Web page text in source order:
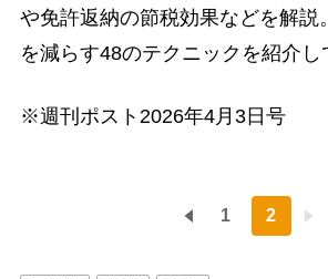
や免許返納の節税効果などを解説
を減らす48のテクニックを紹介し
※週刊ポスト2026年4月3日号
1 2